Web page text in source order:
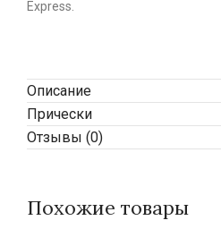
Express.
Описание
Прически
Отзывы (0)
Похожие товары